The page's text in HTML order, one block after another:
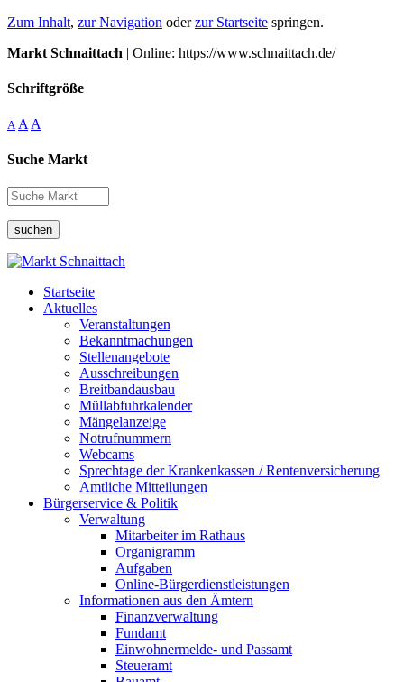
Zum Inhalt, zur Navigation oderzur Startseite springen.
Markt Schnaittach | Online: https://www.schnaittach.de/
Schriftgröße
A A A
Suche Markt
suchen
Startseite
Aktuelles
Veranstaltungen
Bekanntmachungen
Stellenangebote
Ausschreibungen
Breitbandausbau
Müllabfuhrkalender
Mängelanzeige
Notrufnummern
Webcams
Sprechtage der Krankenkassen / Rentenversicherung
Amtliche Mitteilungen
Bürgerservice & Politik
Verwaltung
Mitarbeiter im Rathaus
Organigramm
Aufgaben
Online-Bürgerdienstleistungen
Informationen aus den Ämtern
Finanzverwaltung
Fundamt
Einwohnermelde- und Passamt
Steueramt